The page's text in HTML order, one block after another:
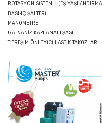
ROTASYON SİSTEMLİ (EŞ
BASINÇ ŞALTERİ
MANOMETRE
GALVANİZ KAPLAMALI ŞASE
TİTREŞİM ÖNLEYİCİ LASTİK TAKOZLAR